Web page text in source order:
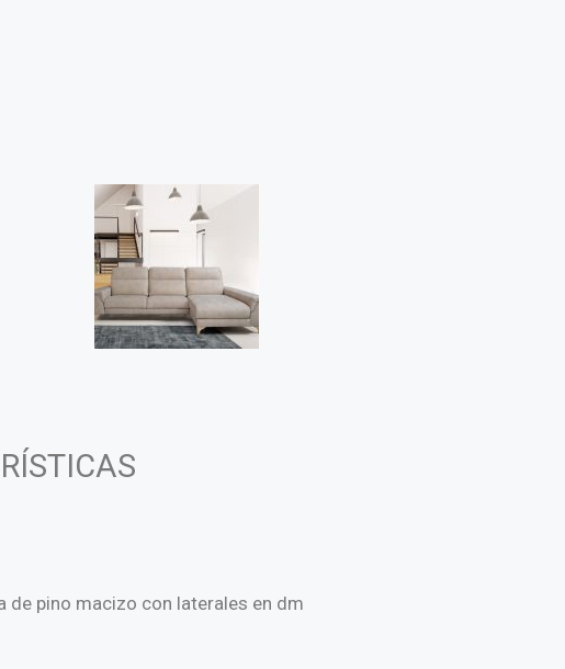
de pino macizo con laterales en dm